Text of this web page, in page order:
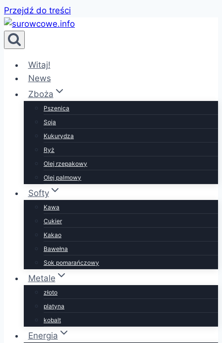
Przejdź do treści
Witaj!
News
Zboża
Pszenica
Soja
Kukurydza
Ryż
Olej rzepakowy
Olej palmowy
Softy
Kawa
Cukier
Kakao
Bawełna
Sok pomarańczowy
Metale
złoto
platyna
kobalt
Energia